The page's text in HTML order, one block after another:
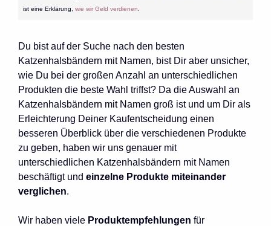
ist eine Erklärung, wie wir Geld verdienen
Du bist auf der Suche nach den besten
Katzenhalsbändern mit Namen, bist Dir aber unsicher,
wie Du bei der großen Anzahl an unterschiedlichen
Produkten die beste Wahl triffst? Da die Auswahl an
Katzenhalsbändern mit Namen groß ist und um Dir als
Erleichterung Deiner Kaufentscheidung einen
besseren Überblick über die verschiedenen Produkte
zu geben, haben wir uns genauer mit
unterschiedlichen Katzenhalsbändern mit Namen
beschäftigt und einzelne Produkte miteinander
verglichen.
Wir haben viele Produktempfehlungen für